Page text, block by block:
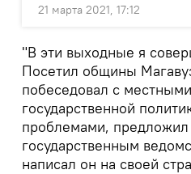
21 марта 2021, 17:12
"В эти выходные я
Посетил общины
побеседовал с
государственной
проблемами,
государственным
написал он на своей